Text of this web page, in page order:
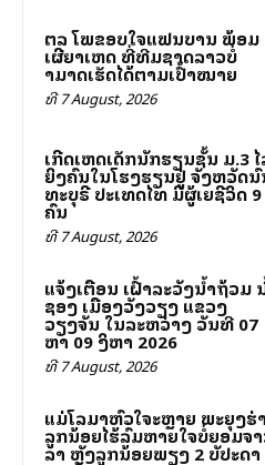
ສຕລ ໂພສຂອບໃຈແຟນບານ ພ້ອມ
ເຜີຍສາເຫດ ທີ່ທີມຊາດລາວບໍ່
ສາມາດເຮັດໄດ້ຕາມເປົ້າໝາຍ
ທີ 7 August, 2026
ເກີດເຫດເດັກນັກຮຽນຊັ້ນ ມ.3 ໄ
ຍິງຄົນໃນໂຮງຮຽນຢູ່ ຈັງຫວັດ
ທະບຸຣີ ປະເທດໄທ ມີຜູ້ເສຍຊີວິດ 9
ຄົນ
ທີ 7 August, 2026
ແຈ້ງເຕືອນ ເຝົ້າລະວັງນ້ຳຖ້ວມ
ຊອງ ເມືອງວັງວຽງ ແຂວງ
ວຽງຈັນ ໃນລະຫວ່າງ ວັນທີ 07
ຫາ 09 ສິງຫາ 2026
ທີ 7 August, 2026
ແມ່ໂລມາຫົວໃຈສະຫຼາຍ ພະຍຸງຮ່
ລູກນ້ອຍໄຮ້ລົມຫາຍໃຈບໍ່ຍອມຈ
ລາ ຫຼັງລູກນ້ອຍພຽງ 2 ສັບປະດາ